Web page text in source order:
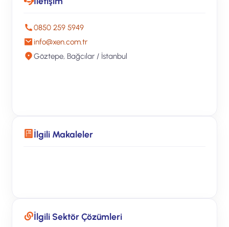
0850 259 5949
info@xen.com.tr
Göztepe, Bağcılar / İstanbul
İlgili Makaleler
İlgili Sektör Çözümleri